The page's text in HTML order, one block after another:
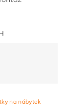
na nábytek